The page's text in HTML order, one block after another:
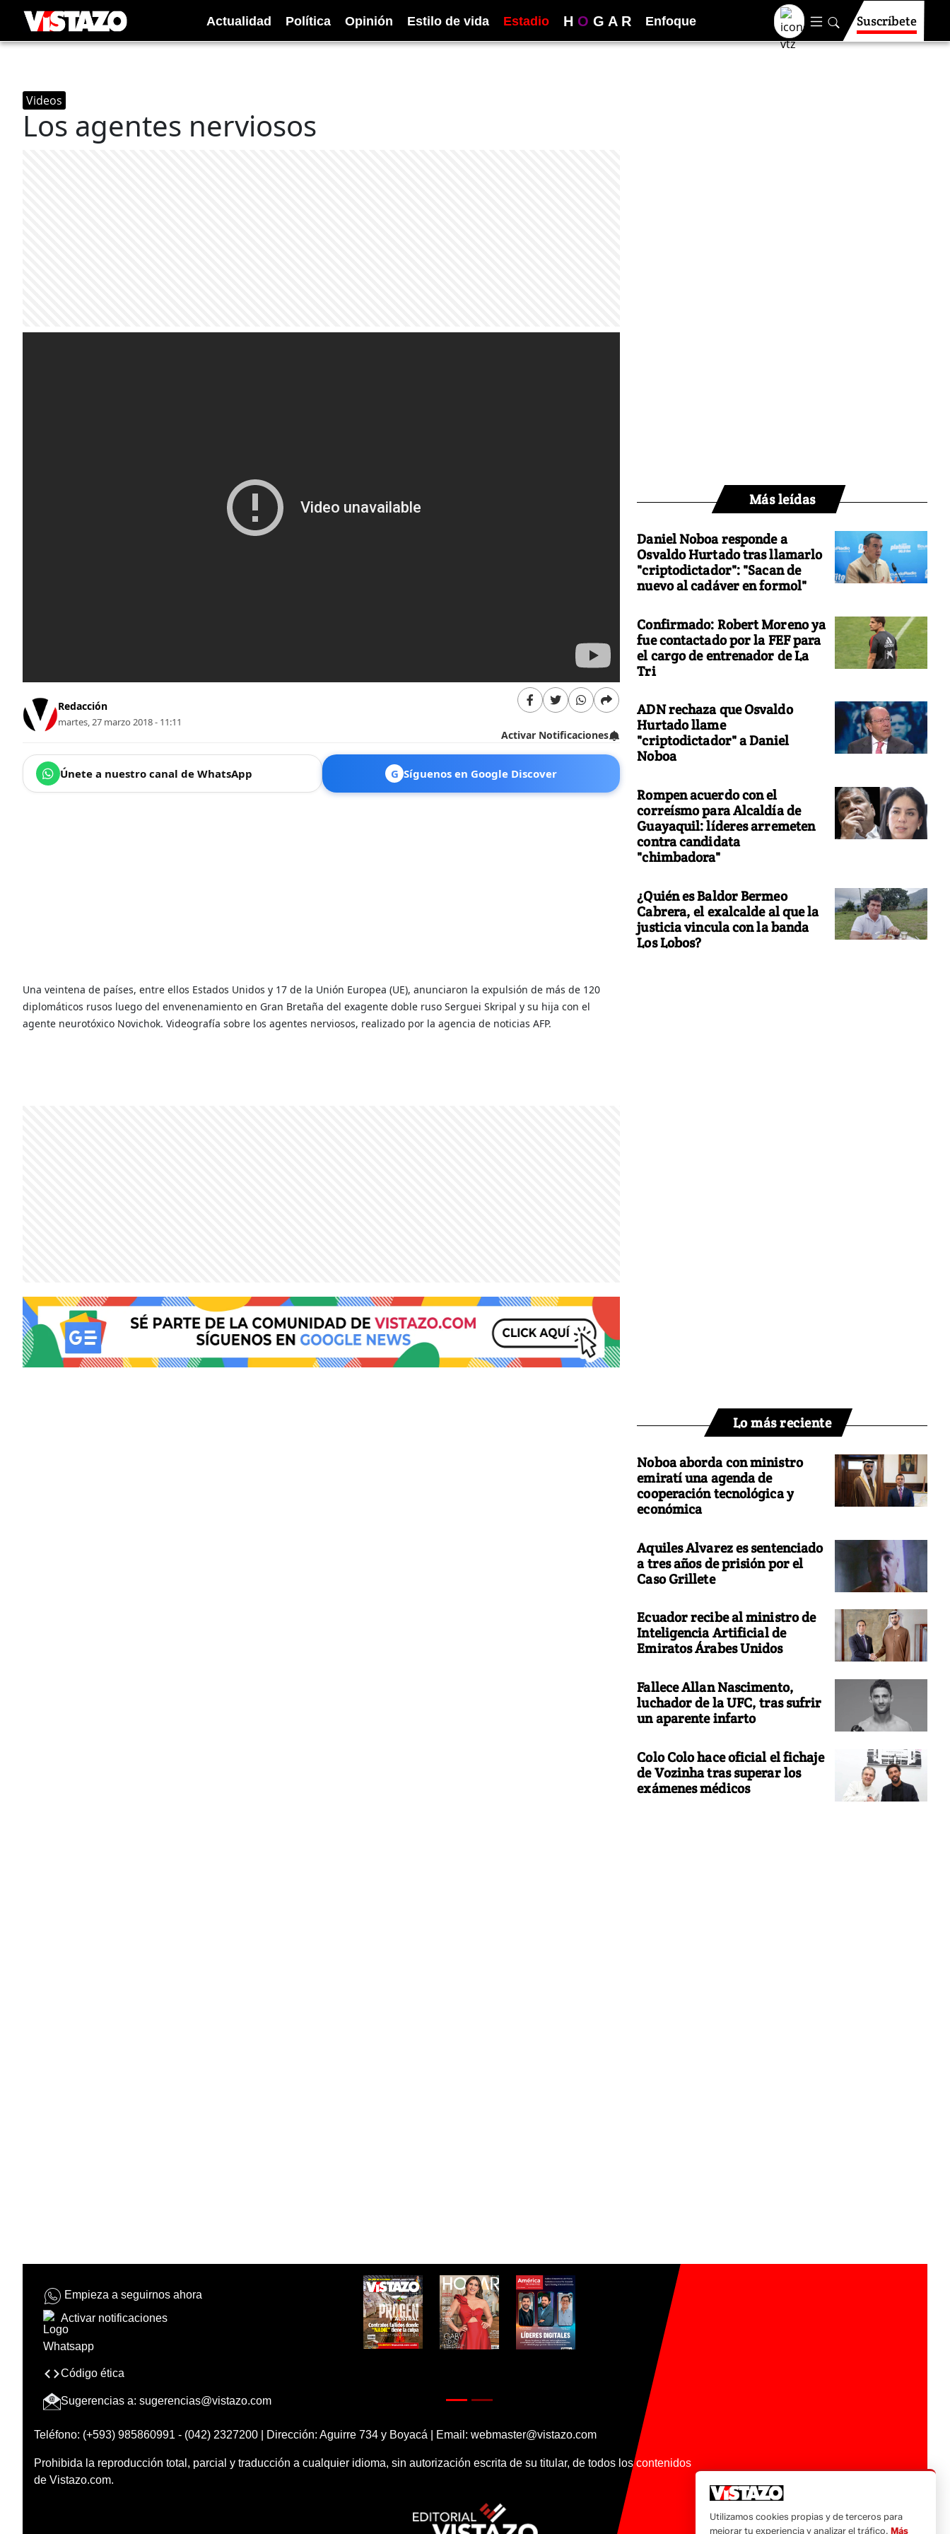
Actualidad Política Opinión Estilo de vida Estadio H O G A R Enfoque Suscríbete
Videos
Los agentes nerviosos
Redacción
martes, 27 marzo 2018 - 11:11
Activar Notificaciones
Únete a nuestro canal de WhatsApp G Síguenos en Google Discover
Una veintena de países, entre ellos Estados Unidos y 17 de la Unión Europea (UE), anunciaron la expulsión de más de 120
diplomáticos rusos luego del envenenamiento en Gran Bretaña del exagente doble ruso Serguei Skripal y su hija con el
agente neurotóxico Novichok. Videografía sobre los agentes nerviosos, realizado por la agencia de noticias AFP.
Más leídas
Daniel Noboa responde a
Osvaldo Hurtado tras llamarlo
"criptodictador": "Sacan de
nuevo al cadáver en formol"
Confirmado: Robert Moreno ya
fue contactado por la FEF para
el cargo de entrenador de La
Tri
ADN rechaza que Osvaldo
Hurtado llame
"criptodictador" a Daniel
Noboa
Rompen acuerdo con el
correísmo para Alcaldía de
Guayaquil: líderes arremeten
contra candidata
"chimbadora"
¿Quién es Baldor Bermeo
Cabrera, el exalcalde al que la
justicia vincula con la banda
Los Lobos?
Lo más reciente
Noboa aborda con ministro
emiratí una agenda de
cooperación tecnológica y
económica
Aquiles Alvarez es sentenciado
a tres años de prisión por el
Caso Grillete
Ecuador recibe al ministro de
Inteligencia Artificial de
Emiratos Árabes Unidos
Fallece Allan Nascimento,
luchador de la UFC, tras sufrir
un aparente infarto
Colo Colo hace oficial el fichaje
de Vozinha tras superar los
exámenes médicos
Empieza a seguirnos ahora
Activar notificaciones
Código ética
Sugerencias a: sugerencias@vistazo.com
Teléfono: (+593) 985860991 - (042) 2327200 | Dirección: Aguirre 734 y Boyacá | Email: webmaster@vistazo.com
Prohibida la reproducción total, parcial y traducción a cualquier idioma, sin autorización escrita de su titular, de todos los contenidos
de Vistazo.com.
Utilizamos cookies propias y de terceros para
mejorar tu experiencia y analizar el tráfico. Más